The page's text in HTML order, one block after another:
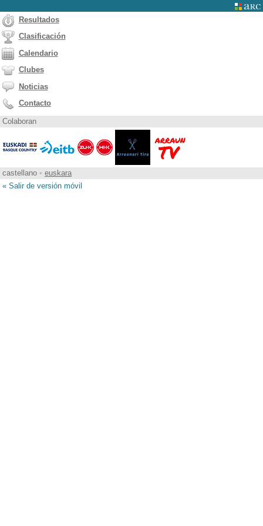
Resultados
Clasificación
Calendario
Clubes
Noticias
Contacto
Colaboran
castellano • euskara
« Salir de versión móvil